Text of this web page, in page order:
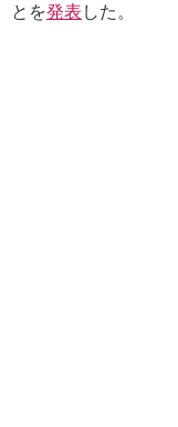
とを発表 した。